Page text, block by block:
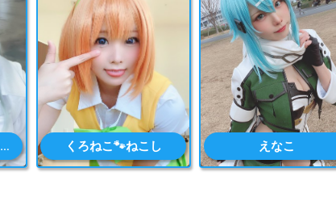
カモミール 🌼 Chamomile くろねこ🐾ねこし えなこ